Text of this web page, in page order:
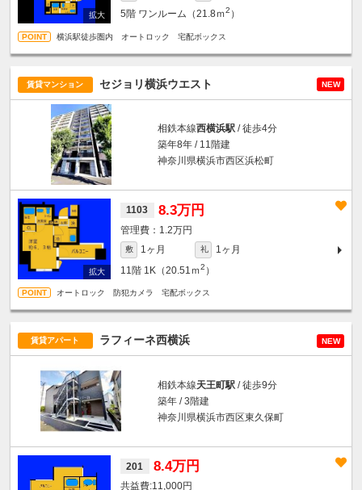
5階 ワンルーム（21.8ｍ2 ）
横浜駅徒歩圏内 オートロック 宅配ボックス
賃貸マンション セジョリ横浜ウエスト NEW
相鉄本線西横浜駅 / 徒歩4分
築年8年 / 11階建
神奈川県横浜市西区浜松町
1103 8.3万円
1.2万円
敷 1ヶ月 礼
1ヶ月
11階 1K（20.51ｍ2 ）
オートロック 防犯カメラ 宅配ボックス
賃貸アパート ラフィーネ西横浜 NEW
相鉄本線天王町駅 / 徒歩9分
築年 / 3階建
神奈川県横浜市西区東久保町
201 8.4万円
11,000円